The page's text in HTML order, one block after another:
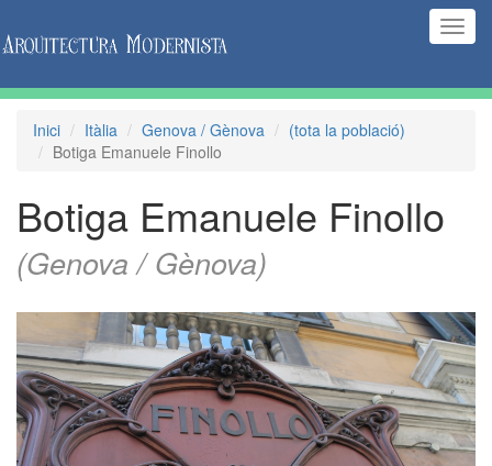
Inici Itàlia Genova / Gènova
(tota la població)
Botiga Emanuele Finollo
Botiga Emanuele Finollo
(Genova / Gènova)